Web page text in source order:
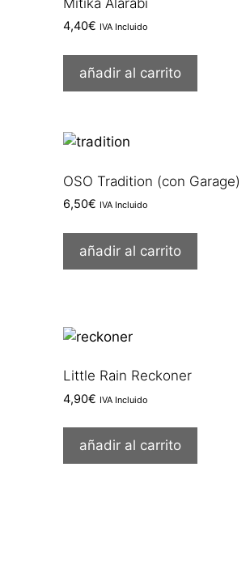
4,40€ IVA Incluido
añadir al carrito
OSO Tradition (con Garage)
6,50€ IVA Incluido
añadir al carrito
Little Rain Reckoner
4,90€ IVA Incluido
añadir al carrito